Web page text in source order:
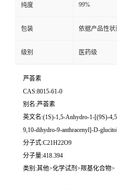
纯度 99%
包装 依据产品性
级别 医药级
芦荟素
CAS:8015-61-0
别名:芦荟素
英文名:(1S)-1,5-Anhydro-1-[(9S)-
9,10-dihydro-9-anthracenyl]-D-
分子式:C21H22O9
分子量:418.394
类别:其他>化学试剂>羰基化合物>